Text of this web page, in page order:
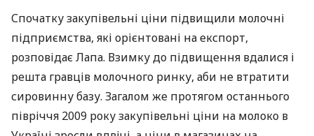
Спочатку закупівельні ціни підвищили молочні
підприємства, які орієнтовані на експорт,
розповідає Лапа. Взимку до підвищення вдалися і
решта гравців молочного ринку, аби не втратити
сировинну базу. Загалом же протягом останнього
півріччя 2009 року закупівельні ціни на молоко в